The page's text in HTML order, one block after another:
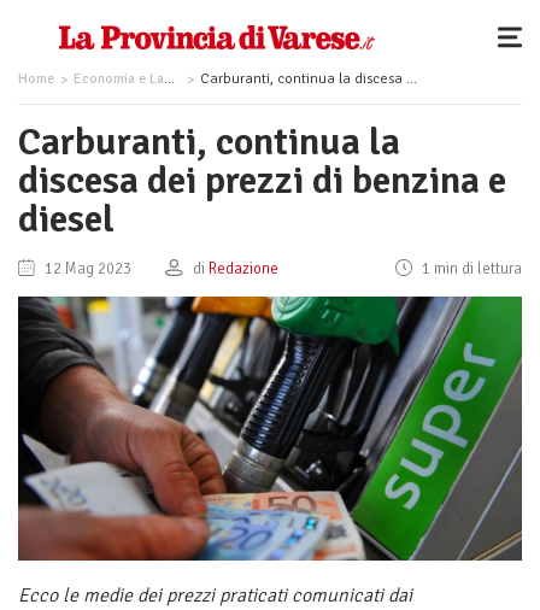
Home Economia e Lavoro Carburanti, continua la discesa dei prezzi di benzina e diesel
Carburanti, continua la
discesa dei prezzi di benzina e
diesel
12 Mag 2023 di Redazione 1 min di lettura
Ecco le medie dei prezzi praticati comunicati dai